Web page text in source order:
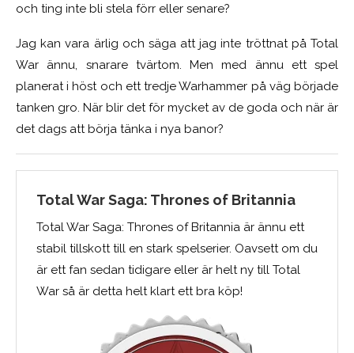
och ting inte bli stela förr eller senare?
Jag kan vara ärlig och säga att jag inte tröttnat på Total
War ännu, snarare tvärtom. Men med ännu ett spel
planerat i höst och ett tredje Warhammer på väg började
tanken gro. När blir det för mycket av de goda och när är
det dags att börja tänka i nya banor?
Total War Saga: Thrones of Britannia
Total War Saga: Thrones of Britannia är ännu ett
stabil tillskott till en stark spelserier. Oavsett om du
är ett fan sedan tidigare eller är helt ny till Total
War så är detta helt klart ett bra köp!